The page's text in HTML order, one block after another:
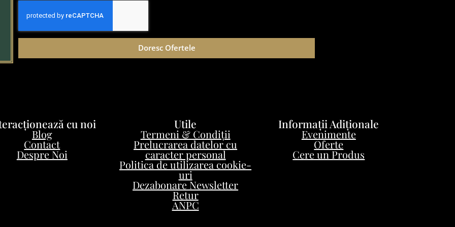
Doresc Ofertele
cu noi
Blog
Contact
Despre Noi
Utile
Termeni & Condiții
Prelucrarea datelor cu
caracter personal
Politica de utilizarea cookie-
uri
Dezabonare Newsletter
Retur
ANPC
Informații Adiționale
Evenimente
Oferte
Cere un Produs